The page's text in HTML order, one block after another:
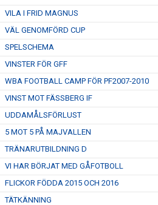
VILA I FRID MAGNUS
VÄL GENOMFÖRD CUP
SPELSCHEMA
VINSTER FÖR GFF
WBA FOOTBALL CAMP FÖR PF2007-2010
VINST MOT FÄSSBERG IF
UDDAMÅLSFÖRLUST
5 MOT 5 PÅ MAJVALLEN
TRÄNARUTBILDNING D
VI HAR BÖRJAT MED GÅFOTBOLL
FLICKOR FÖDDA 2015 OCH 2016
TÄTKÄNNING